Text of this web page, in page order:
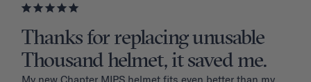
Thanks for replacing unusable
Thousand helmet, it saved me.